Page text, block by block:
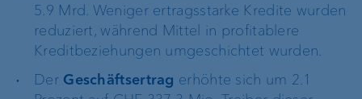
5.9 Mrd. Weniger ertragsstarke Kredite wurden
reduziert, während Mittel in profitablere
Kreditbeziehungen umgeschichtet wurden.
Der Geschäftsertrag erhöhte sich um 2.1